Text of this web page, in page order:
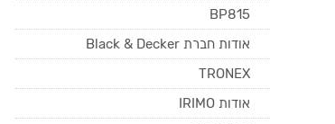
BP815
אודות חברת Black & Decker
TRONEX
אודות IRIMO